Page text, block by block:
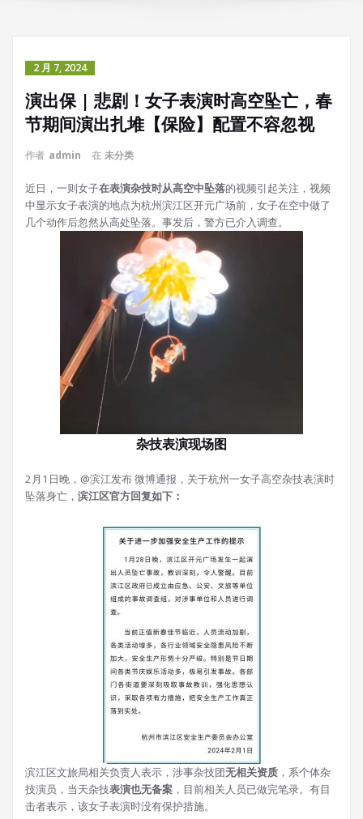
2 月 7, 2024
演出保 | 悲剧！女子表演时高空坠亡，春
节期间演出扎堆【保险】配置不容忽视
作者 admin 在 未分类
近日，一则女子在表演杂技时从高空中坠落的视频引起关注，视频
中显示女子表演的地点为杭州滨江区开元广场前，女子在空中做了
几个动作后忽然从高处坠落。事发后，警方已介入调查。
杂技表演现场图
2月1日晚，@滨江发布 微博通报，关于杭州一女子高空杂技表演时
坠落身亡， 滨江区官方回复如下：
滨江区文旅局相关负责人表示，涉事杂技团无相关资质 ，系个体杂
技演员，当天杂技表演也无备案 ，目前相关人员已做完笔录。有目
击者表示，该女子表演时没有保护措施。